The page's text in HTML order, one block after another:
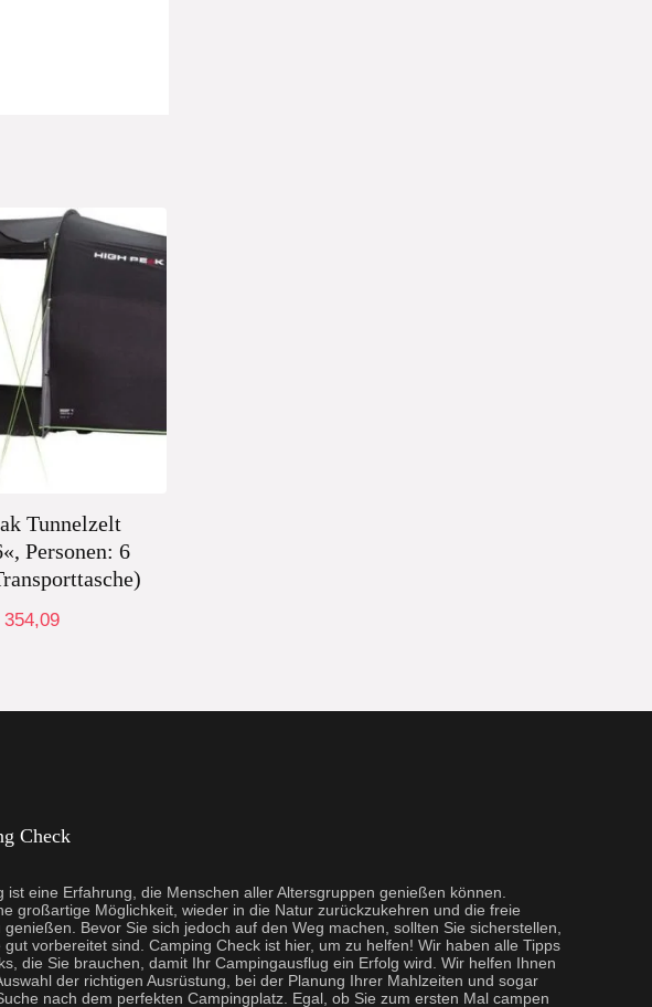
Tunnelzelt
Personen: 6
354,09
Check
ist eine Erfahrung, die Menschen aller Altersgruppen genießen können.
großartige Möglichkeit, wieder in die Natur zurückzukehren und die freie
genießen. Bevor Sie sich jedoch auf den Weg machen, sollten Sie sicherstellen,
gut vorbereitet sind. Camping Check ist hier, um zu helfen! Wir haben alle Tipps
die Sie brauchen, damit Ihr Campingausflug ein Erfolg wird. Wir helfen Ihnen
der richtigen Ausrüstung, bei der Planung Ihrer Mahlzeiten und sogar
nach dem perfekten Campingplatz. Egal, ob Sie zum ersten Mal campen